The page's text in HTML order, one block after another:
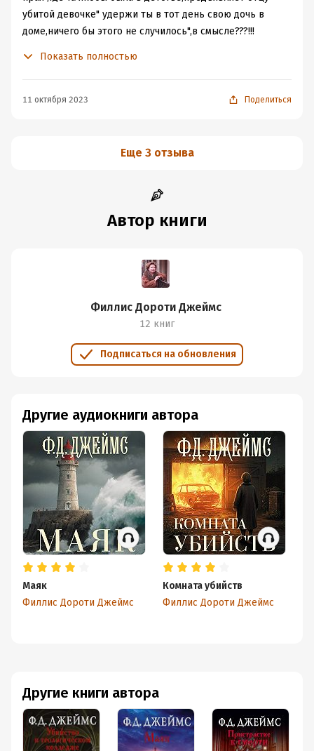
убитой девочке" удержи ты в тот день свою дочь в
доме,ничего бы этого не случилось",в смысле???!!!
девочку,потому что не могла слышать детский
Короче раздражает😡😡😡😡😤😤😤
Показать полностью
11 октября 2023 Поделиться
Еще 3 отзыва
Автор книги
Филлис Дороти Джеймс
12 книг
Подписаться на обновления
Другие книги автора
Другие аудиокниги автора
Маяк
Филлис Дороти Джеймс
Комната убийств
Филлис Дороти Джеймс